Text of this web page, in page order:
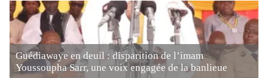
Guédiawaye en deuil : disparition de l’imam
Youssoupha Sarr, une voix engagée de la banlieue